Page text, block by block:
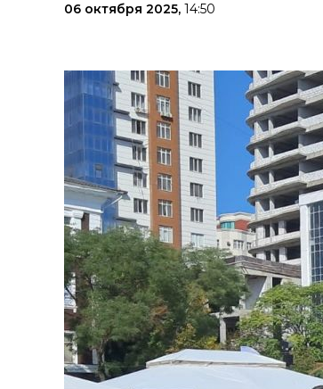
06 октября 2025, 14:50